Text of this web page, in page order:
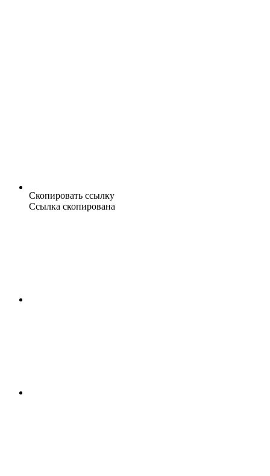
Скопировать ссылку
Ссылка скопирована